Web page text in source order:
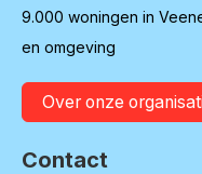
9.000 woningen in
en omgeving
Over onze
Contact